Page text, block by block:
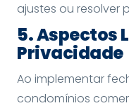
ajustes ou resolver
5. Aspectos
Privacidade
Ao implementar
condomínios